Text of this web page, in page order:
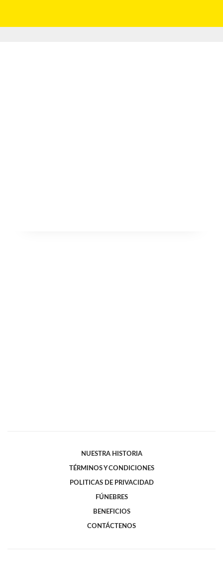
NUESTRA HISTORIA
TÉRMINOS Y CONDICIONES
POLITICAS DE PRIVACIDAD
FÚNEBRES
BENEFICIOS
CONTÁCTENOS